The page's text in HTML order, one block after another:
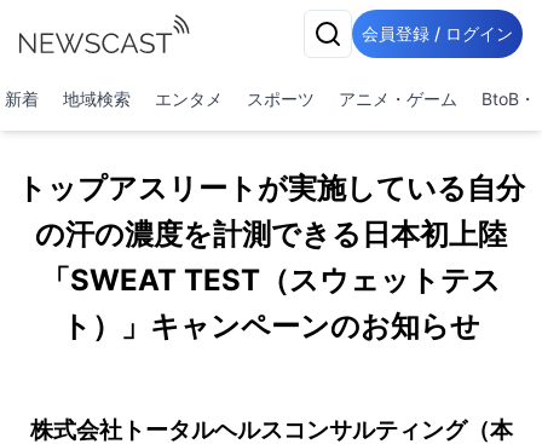
会員登録 / ログイン
新着 地域検索 エンタメ スポーツ アニメ・ゲーム BtoB・
トップアスリートが実施している自分
の汗の濃度を計測できる日本初上陸
「SWEAT TEST（スウェットテス
ト）」キャンペーンのお知らせ
株式会社トータルヘルスコンサルティング（本